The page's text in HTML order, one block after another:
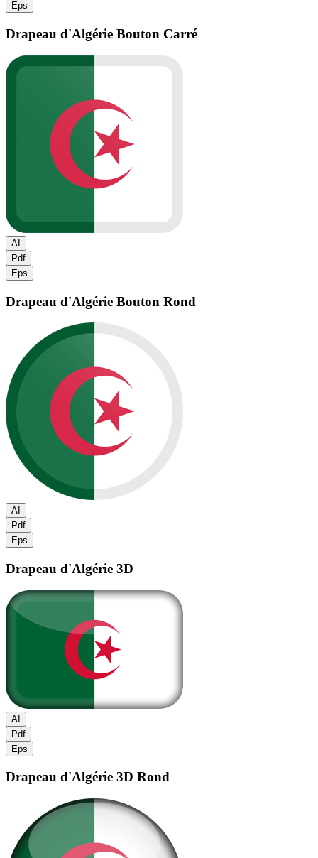
Eps
Drapeau d'Algérie Bouton Carré
AI
Pdf
Eps
Drapeau d'Algérie Bouton Rond
AI
Pdf
Eps
Drapeau d'Algérie 3D
AI
Pdf
Eps
Drapeau d'Algérie 3D Rond